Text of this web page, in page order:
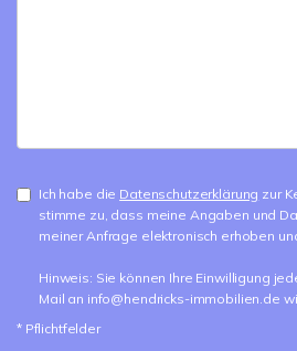
Ich habe die Datenschutzerklärung zur
stimme zu, dass meine Angaben und
meiner Anfrage elektronisch erhoben
Hinweis: Sie können Ihre Einwilligung
Mail an info@hendricks-immobilien.de
* Pflichtfelder